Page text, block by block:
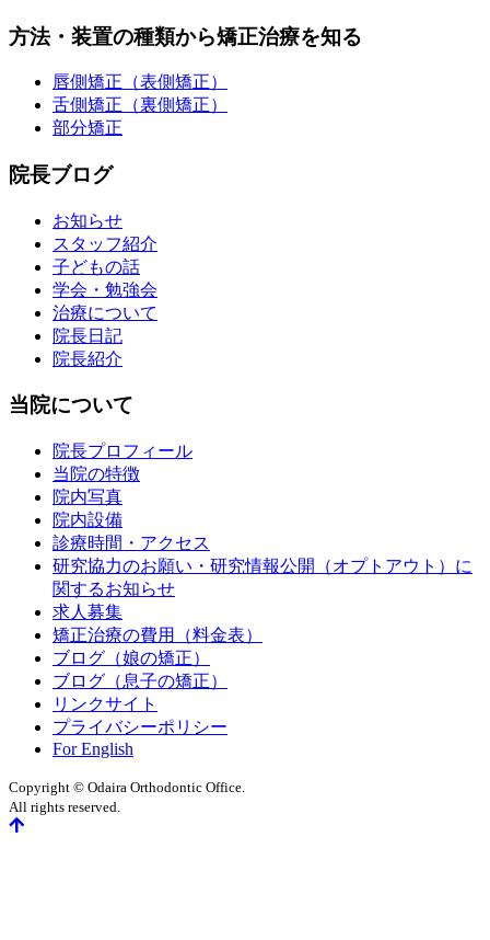
方法・装置の種類から矯正治療を知る
唇側矯正（表側矯正）
舌側矯正（裏側矯正）
部分矯正
院長ブログ
お知らせ
スタッフ紹介
子どもの話
学会・勉強会
治療について
院長日記
院長紹介
当院について
院長プロフィール
当院の特徴
院内写真
院内設備
診療時間・アクセス
研究協力のお願い・研究情報公開（オプトアウト）に
関するお知らせ
求人募集
矯正治療の費用（料金表）
ブログ（娘の矯正）
ブログ（息子の矯正）
リンクサイト
プライバシーポリシー
For English
Copyright © Odaira Orthodontic Office.
All rights reserved.